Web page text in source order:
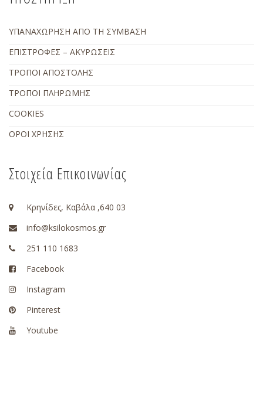
ΥΠΑΝΑΧΩΡΗΣΗ ΑΠΟ ΤΗ ΣΥΜΒΑΣΗ
ΕΠΙΣΤΡΟΦΕΣ – ΑΚΥΡΩΣΕΙΣ
ΤΡΟΠΟΙ ΑΠΟΣΤΟΛΗΣ
ΤΡΟΠΟΙ ΠΛΗΡΩΜΗΣ
COOKIES
ΟΡΟΙ ΧΡΗΣΗΣ
Στοιχεία Επικοινωνίας
Κρηνίδες, Καβάλα ,640 03
info@ksilokosmos.gr
251 110 1683
Facebook
Instagram
Pinterest
Youtube